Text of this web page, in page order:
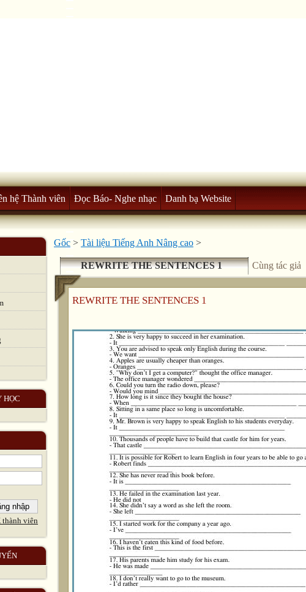
hệ Thành viên Đọc Báo- Nghe nhạc Danh bạ Website
HỌC
viên
Gốc > Tài liệu Tiếng Anh Nâng cao >
REWRITE THE SENTENCES 1 Cùng tác giả
REWRITE THE SENTENCES 1